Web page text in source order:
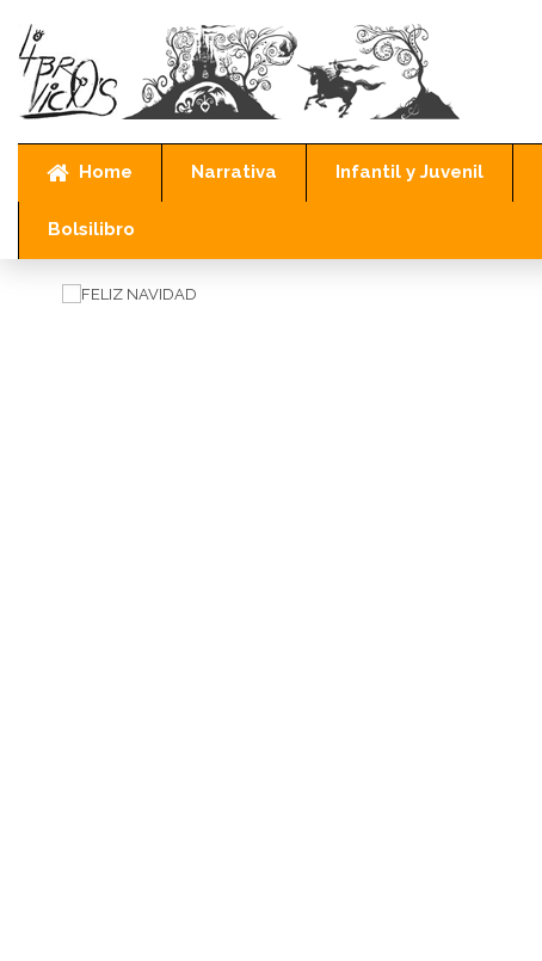
Home Narrativa Infantil y Juvenil
Bolsilibro
Inicio Narrativa Bélica FELIZ NAVIDAD